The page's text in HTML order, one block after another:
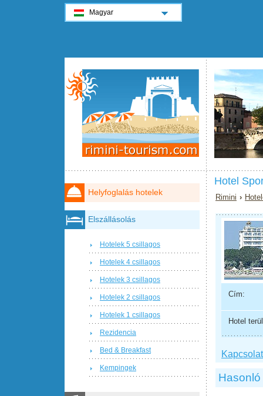
Hotel
Rimini ›
Cím:
Hotel
Helyfoglalás hotelek
Elszállásolás
Hotelek 5 csillagos
Hotelek 4 csillagos
Hotelek 3 csillagos
Hotelek 2 csillagos
Hotelek 1 csillagos
Rezidencia
Bed & Breakfast
Kempingek
Magyar